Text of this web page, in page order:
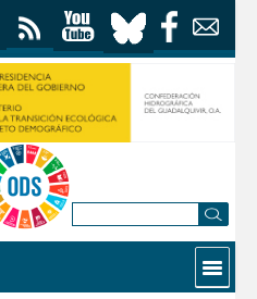
Contactar